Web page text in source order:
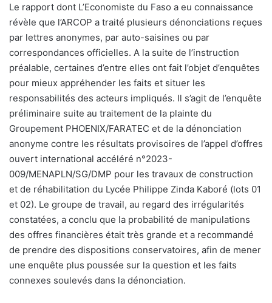
Le rapport dont L’Economiste du Faso a eu connaissance
révèle que l’ARCOP a traité plusieurs dénonciations reçues
par lettres anonymes, par auto-saisines ou par
correspondances officielles. A la suite de l’instruction
préalable, certaines d’entre elles ont fait l’objet d’enquêtes
pour mieux appréhender les faits et situer les
responsabilités des acteurs impliqués. Il s’agit de l’enquête
préliminaire suite au traitement de la plainte du
Groupement PHOENIX/FARATEC et de la dénonciation
anonyme contre les résultats provisoires de l’appel d’offres
ouvert international accéléré n°2023-
009/MENAPLN/SG/DMP pour les travaux de construction
et de réhabilitation du Lycée Philippe Zinda Kaboré (lots 01
et 02). Le groupe de travail, au regard des irrégularités
constatées, a conclu que la probabilité de manipulations
des offres financières était très grande et a recommandé
de prendre des dispositions conservatoires, afin de mener
une enquête plus poussée sur la question et les faits
connexes soulevés dans la dénonciation.